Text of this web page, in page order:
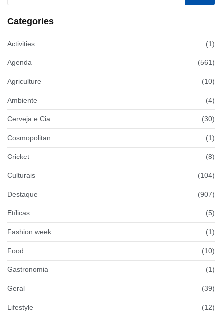
Categories
Activities (1)
Agenda (561)
Agriculture (10)
Ambiente (4)
Cerveja e Cia (30)
Cosmopolitan (1)
Cricket (8)
Culturais (104)
Destaque (907)
Etílicas (5)
Fashion week (1)
Food (10)
Gastronomia (1)
Geral (39)
Lifestyle (12)